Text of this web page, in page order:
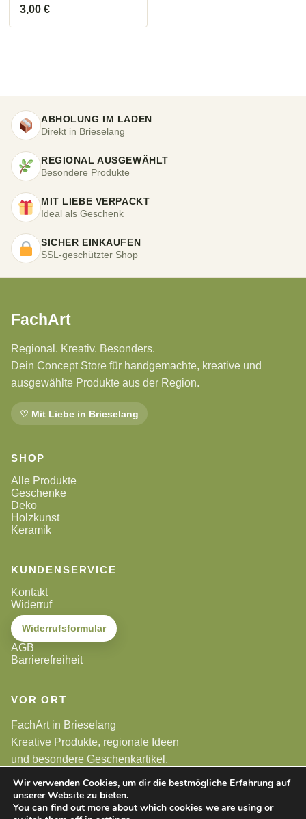
3,00 €
ABHOLUNG IM LADEN
Direkt in Brieselang
REGIONAL AUSGEWÄHLT
Besondere Produkte
MIT LIEBE VERPACKT
Ideal als Geschenk
SICHER EINKAUFEN
SSL-geschützter Shop
FachArt
Regional. Kreativ. Besonders.
Dein Concept Store für handgemachte, kreative und
ausgewählte Produkte aus der Region.
♡ Mit Liebe in Brieselang
SHOP
Alle Produkte
Geschenke
Deko
Holzkunst
Keramik
KUNDENSERVICE
Kontakt
Widerruf
Widerrufsformular
AGB
Barrierefreiheit
VOR ORT
FachArt in Brieselang
Kreative Produkte, regionale Ideen
und besondere Geschenkartikel.
Alle Preise sind Endpreise. Gemäß §19 UStG wird keine
Umsatzsteuer berechnet.
Wir verwenden Cookies, um dir die bestmögliche Erfahrung auf
unserer Website zu bieten.
You can find out more about which cookies we are using or